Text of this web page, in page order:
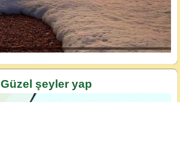
Güzel şeyler yap